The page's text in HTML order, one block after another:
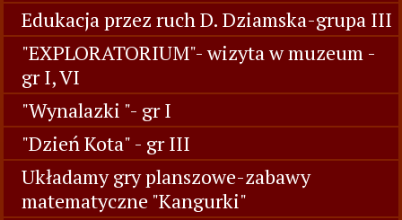
Edukacja przez ruch D. Dziamska-grupa III
"EXPLORATORIUM"- wizyta w muzeum -
gr I, VI
"Wynalazki "- gr I
"Dzień Kota" - gr III
Układamy gry planszowe-zabawy
matematyczne "Kangurki"